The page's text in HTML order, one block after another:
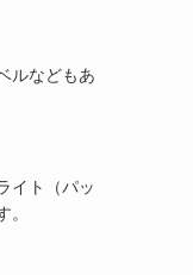
ルなどもあ
イト（パッ